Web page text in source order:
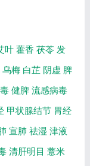
在线观看和主要内
叶 藿香 茯苓 发
乌梅 白芷 阴虚 脾
健脾 流感病毒
甲状腺结节 胃经
宣肺 祛湿 津液
清肝明目 薏米